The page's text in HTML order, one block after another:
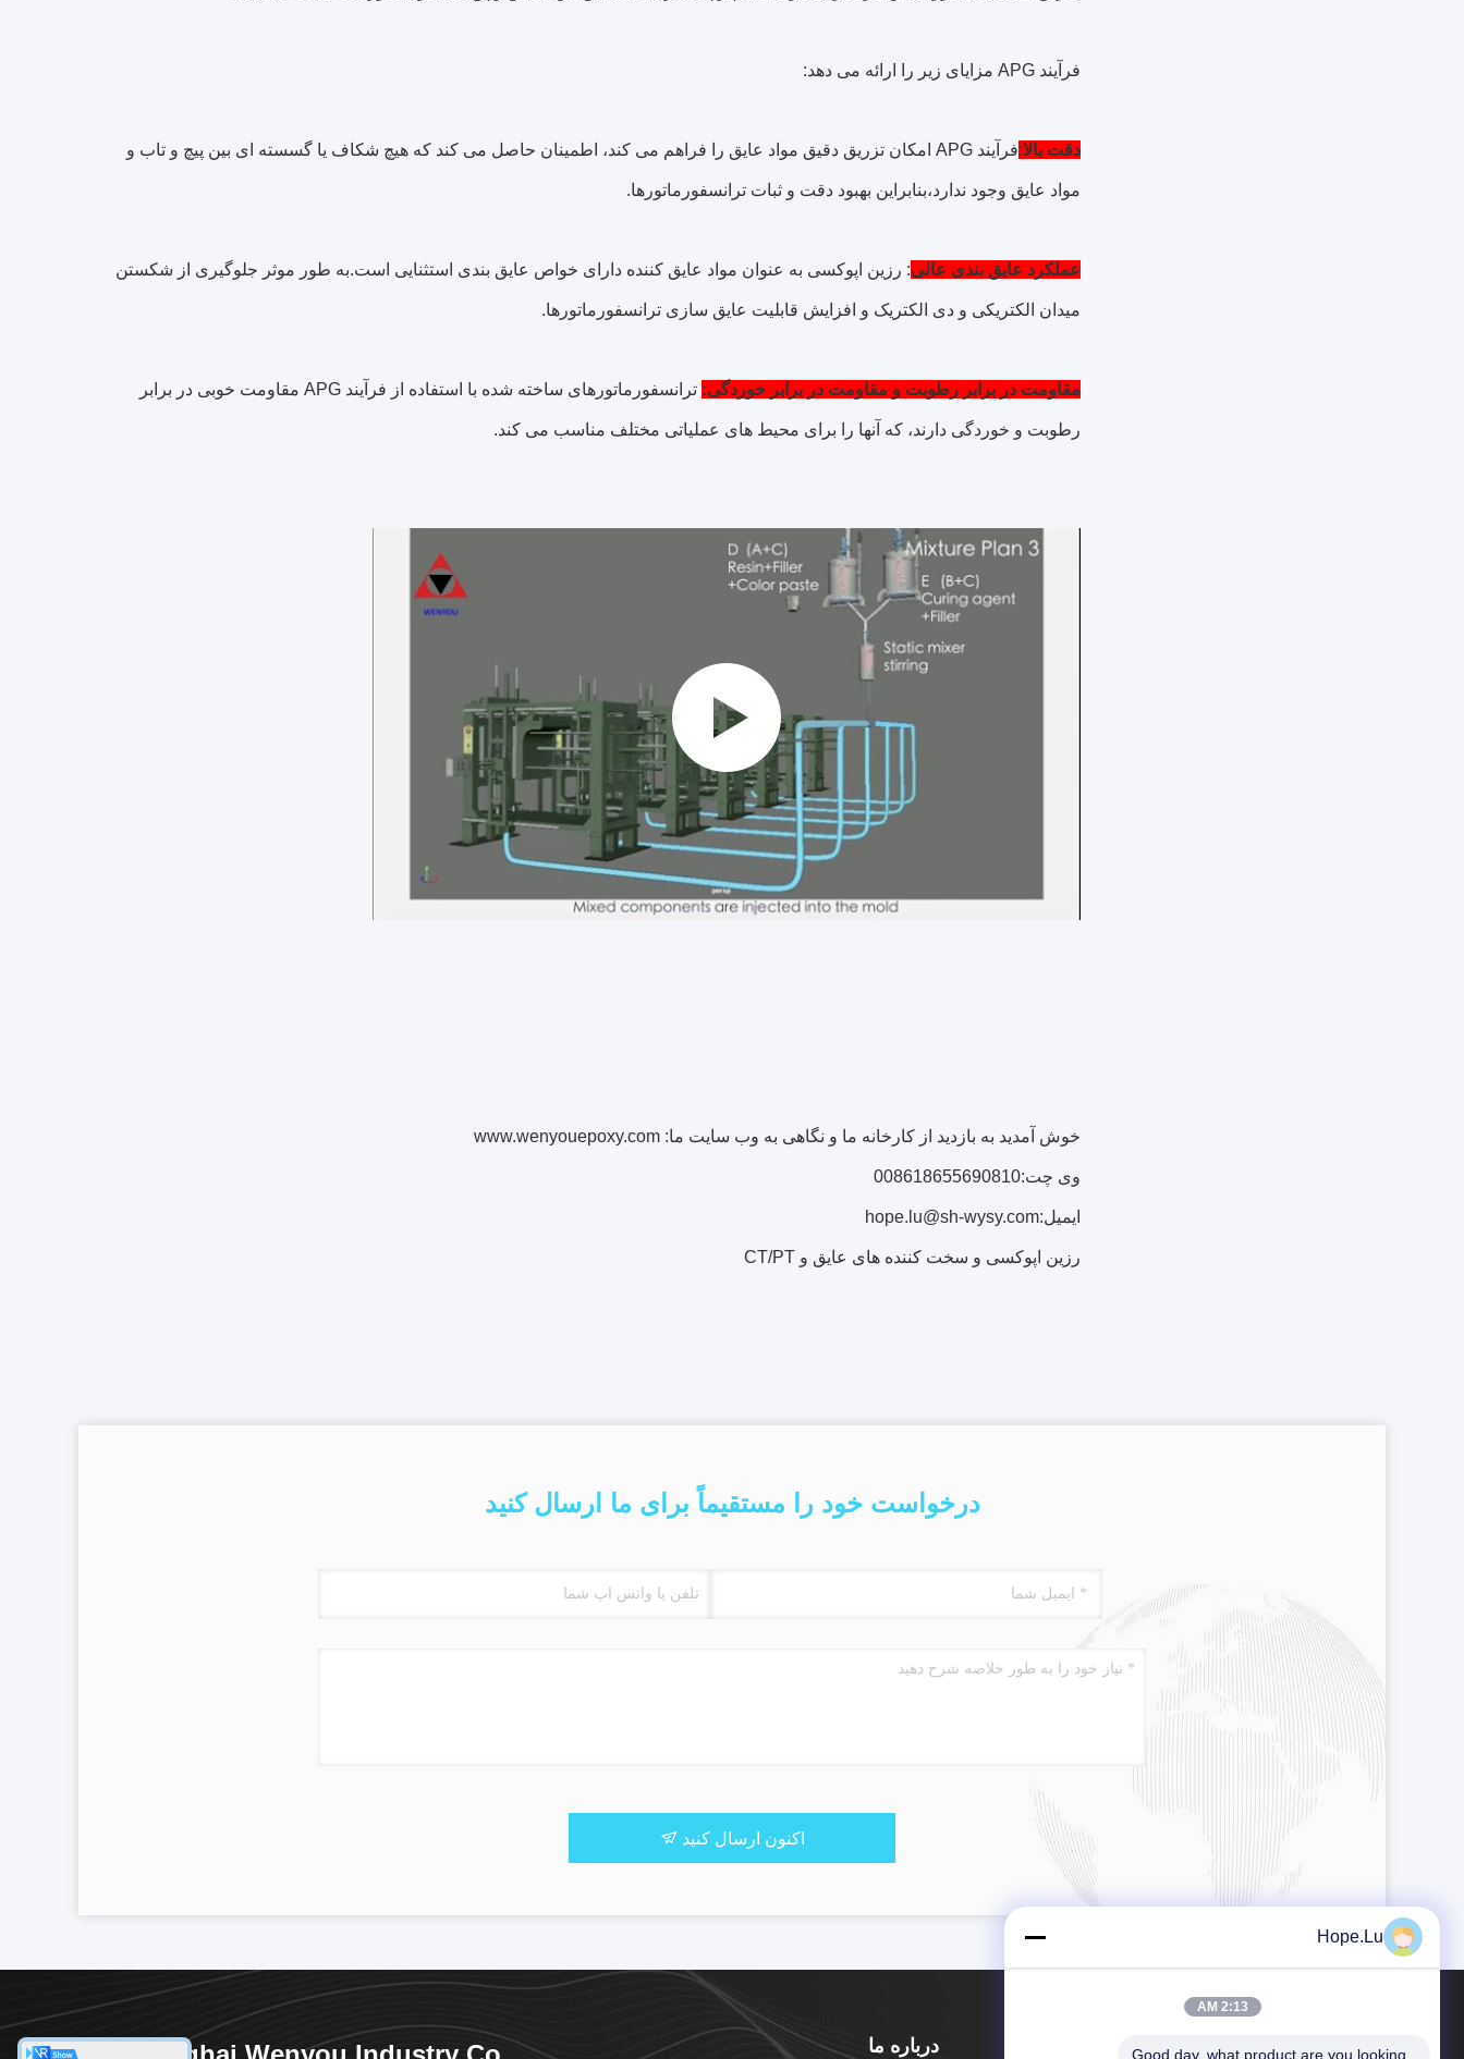
فرآیند APG مزایای زیر را ارائه می دهد:
دقت بالا: فرآیند APG امکان تزریق دقیق مواد عایق را فراهم می کند، اطمینان حاصل می کند که هیچ شکاف یا گسسته ای بین پیچ و تاب و
مواد عایق وجود ندارد،بنابراین بهبود دقت و ثبات ترانسفورماتورها.
عملکرد عایق بندی عالی: رزین اپوکسی به عنوان مواد عایق کننده دارای خواص عایق بندی استثنایی است.به طور موثر جلوگیری از شکستن
میدان الکتریکی و دی الکتریک و افزایش قابلیت عایق سازی ترانسفورماتورها.
مقاومت در برابر رطوبت و مقاومت در برابر خوردگی: ترانسفورماتورهای ساخته شده با استفاده از فرآیند APG مقاومت خوبی در برابر
رطوبت و خوردگی دارند، که آنها را برای محیط های عملیاتی مختلف مناسب می کند.
خوش آمدید به بازدید از کارخانه ما و نگاهی به وب سایت ما: www.wenyouepoxy.com
وی چت:008618655690810
ایمیل:hope.lu@sh-wysy.com
رزین اپوکسی و سخت کننده های عایق و CT/PT
درخواست خود را مستقیماً برای ما ارسال کنید
اکنون ارسال کنید
درباره ما
Hope.Lu
2:13 AM
Good day, what product are you looking